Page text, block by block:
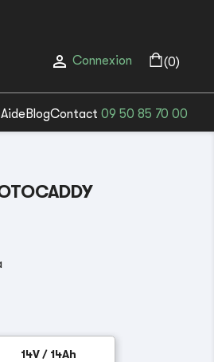
 Connexion (0)
Aide BlogContact 09 50 85 70 00
14V / 14Ah